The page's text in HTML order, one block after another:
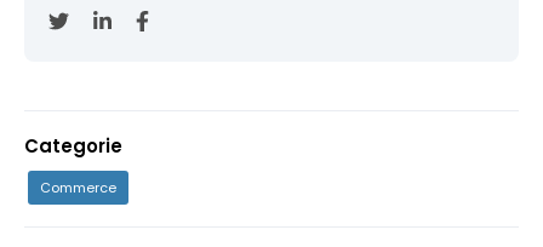
Categorie
Commerce